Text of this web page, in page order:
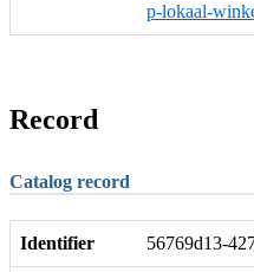
p-lokaal-
Record
Catalog record
Identifier 56769d13-